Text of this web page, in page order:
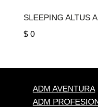
SLEEPING ALTUS
$0
ADM AVENTURA
ADM